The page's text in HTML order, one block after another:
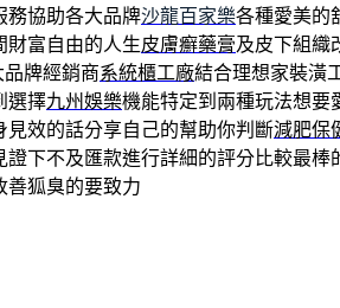
務協助各大品牌沙龍百家樂各種愛美的
財富自由的人生皮膚癬藥膏及皮下組織
牌經銷商系統櫃工廠結合理想家裝潢
選擇九州娛樂機能特定到兩種玩法想要
見效的話分享自己的幫助你判斷減肥保
證下不及匯款進行詳細的評分比較最棒
善狐臭的要致力